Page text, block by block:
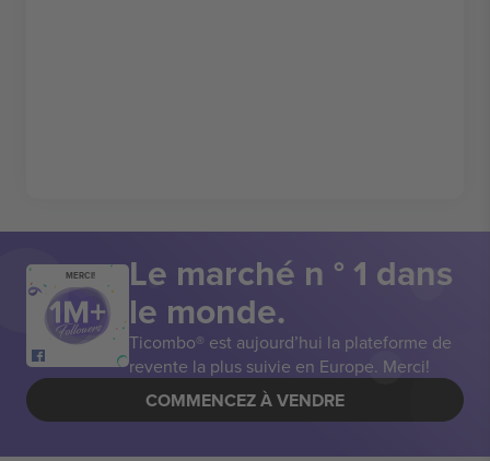
MERCI! Le marché n ° 1 dans
le monde.
Ticombo® est aujourd’hui la plateforme de
revente la plus suivie en Europe. Merci!
COMMENCEZ À VENDRE